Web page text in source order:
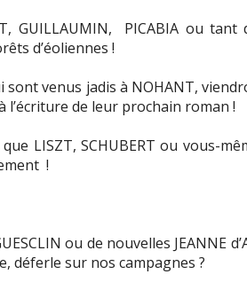
GUILLAUMIN,
PICABIA ou tant
d’éoliennes !
sont venus jadis à NOHANT,
de leur prochain roman !
LISZT, SCHUBERT ou vous-
!
ou de nouvelles JEANNE
déferle sur nos campagnes ?